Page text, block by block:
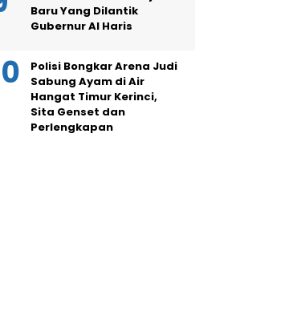
Baru Yang Dilantik
Gubernur Al Haris
Polisi Bongkar Arena Judi
Sabung Ayam di Air
Hangat Timur Kerinci,
Sita Genset dan
Perlengkapan